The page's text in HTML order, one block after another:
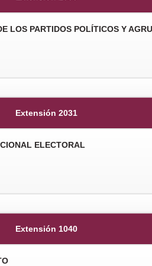
LOS PARTIDOS POLÍTICOS Y
Extensión 2031
ELECTORAL
Extensión 1040